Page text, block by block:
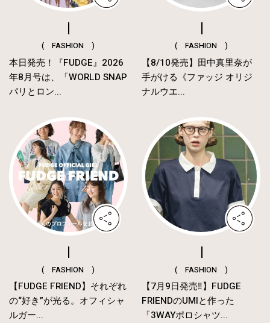
( FASHION )
本日発売！『FUDGE』2026
年8月号は、「WORLD SNAP
パリとロン...
( FASHION )
【8/10発売】田中真里奈が
手がける《ファッジ オリジ
ナルウエ...
( FASHION )
【FUDGE FRIEND】それぞれ
の“好き”が光る。オフィシャ
ルガー...
( FASHION )
【7月9日発売‼︎】FUDGE
FRIENDのUMIと作った
「3WAYポロシャツ...